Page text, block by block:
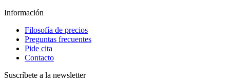
Información
Filosofía de precios
Preguntas frecuentes
Pide cita
Contacto
Suscríbete a la newsletter